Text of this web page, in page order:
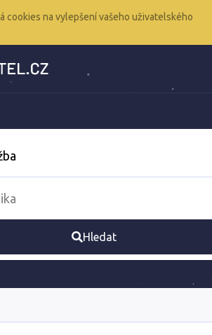
cookies na vylepšení vašeho uživatelského
Hledat